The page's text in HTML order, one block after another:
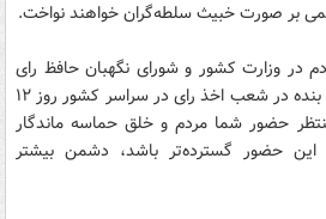
در وزارت کشور و شورای نگهبان حافظ رای
مردم هستند، گفت: همکاران بنده در شعب اخذ رای در سراسر کشور روز ۱۲
حضور شما مردم و خلق حماسه ماندگار
حضور گسترده‌تر باشد، دشمن بیشتر